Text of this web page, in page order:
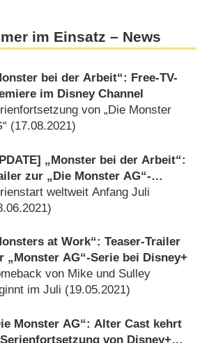
im Einsatz – News
bei der Arbeit“: Free-TV-
im Disney Channel
von „Die Monster
(17.08.2021)
„Monster bei der Arbeit“:
zur „Die Monster AG“-
bei Disney+
weltweit Anfang Juli
)
at Work“: Teaser-Trailer
„Monster AG“-Serie bei Disney+
von Mike und Sulley
im Juli (19.05.2021)
Monster AG“: Alter Cast kehrt
von Disney+